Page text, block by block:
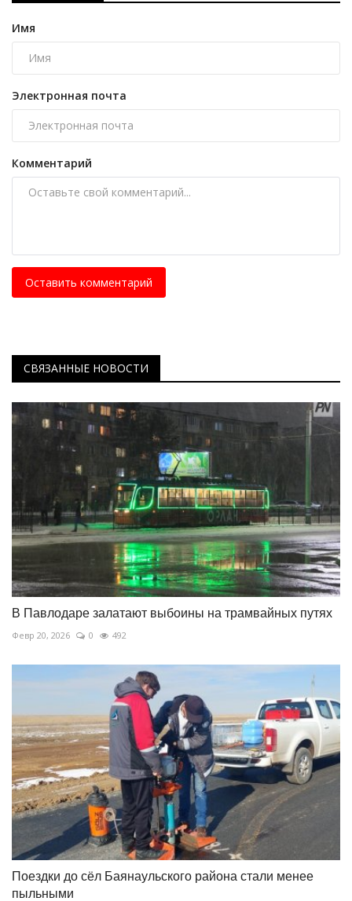
Имя
Электронная почта
Комментарий
Оставить комментарий
СВЯЗАННЫЕ НОВОСТИ
В Павлодаре залатают выбоины на трамвайных путях
Февр 20, 2026 0 492
Поездки до сёл Баянаульского района стали менее
пыльными